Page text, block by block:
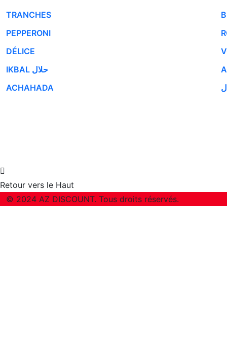
TRANCHES
PEPPERONI
DÉLICE
IKBAL حلال
ACHAHADA
Retour vers le Haut
© 2024 AZ DISCOUNT. Tous droits réservés.